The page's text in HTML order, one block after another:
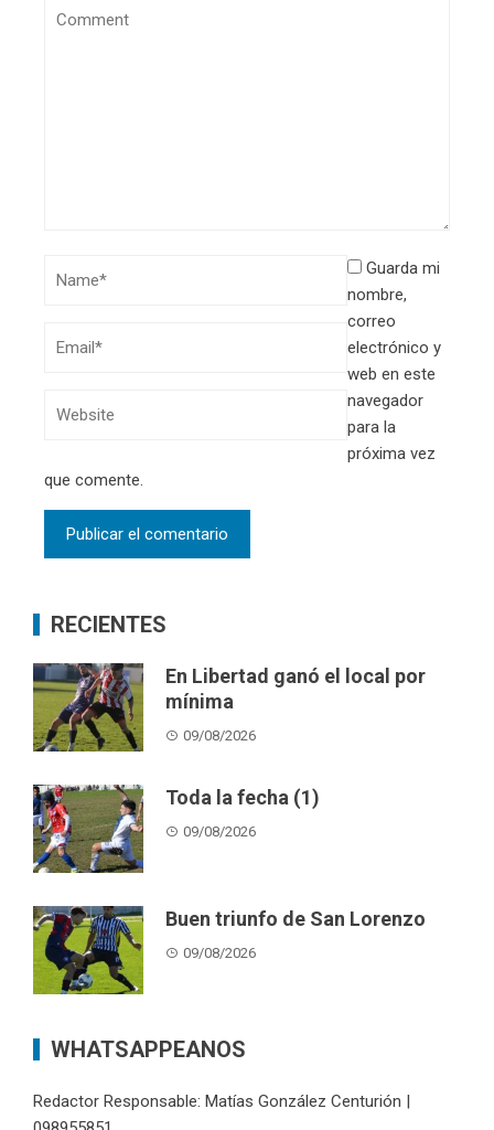
Guarda mi
nombre,
correo
electrónico y
web en este
navegador
para la
próxima vez
que comente.
RECIENTES
En Libertad ganó el local por
mínima
09/08/2026
Toda la fecha (1)
09/08/2026
Buen triunfo de San Lorenzo
09/08/2026
WHATSAPPEANOS
Redactor Responsable: Matías González Centurión |